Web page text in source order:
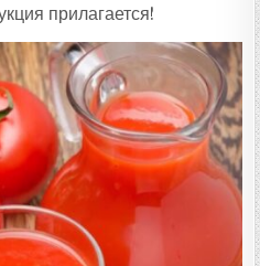
прилагается!